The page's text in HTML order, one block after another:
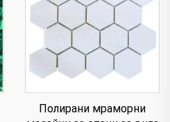
Полирани мраморни